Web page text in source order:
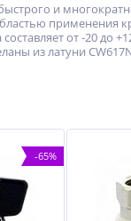
и
применения
от -20 до
из латуни
-65%